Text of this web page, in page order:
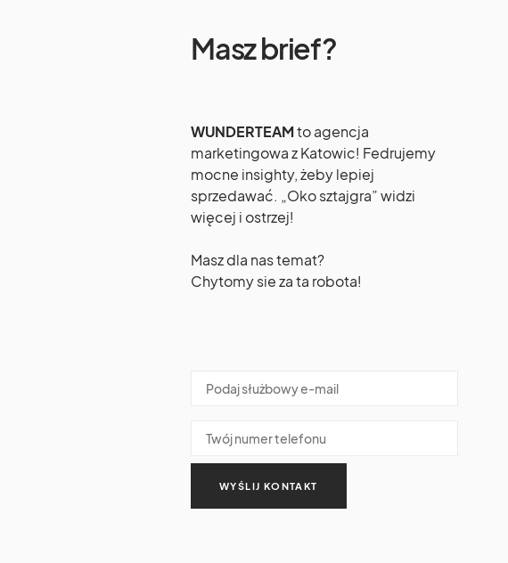
Masz brief?
WUNDERTEAMto agencja
marketingowa z Katowic! Fedrujemy
mocne insighty, żeby lepiej
sprzedawać. „Oko sztajgra” widzi
więcej i ostrzej!
Masz dla nas temat?
Chytomy sie za ta robota!